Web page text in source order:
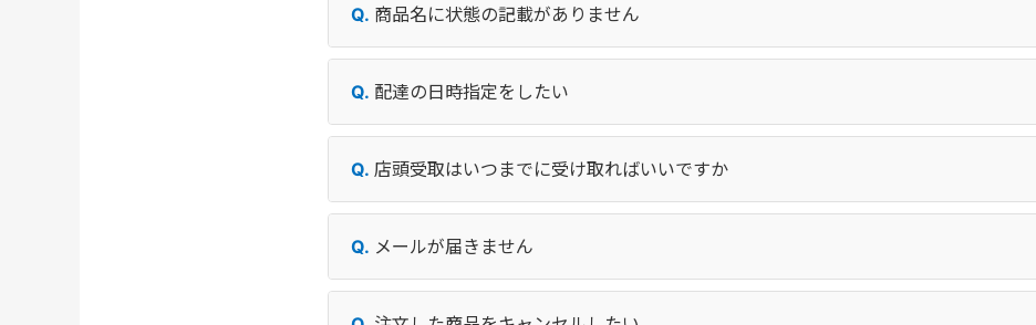
商品名に状態の記載がありません
配達の日時指定をしたい
店頭受取はいつまでに受け取ればいいですか
メールが届きません